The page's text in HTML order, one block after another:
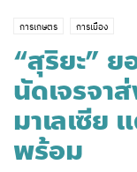
การเกษตร การเมือง
“สุริยะ”
นัดเจรจา
มาเลเซีย
พร้อม